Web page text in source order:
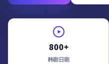
800+
韩剧日剧